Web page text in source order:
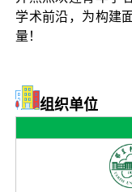
学术前沿，为构建
量！
组织单位